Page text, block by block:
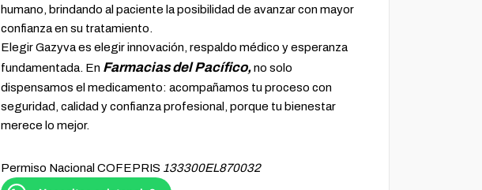
humano, brindando al paciente la posibilidad de avanzar con mayor
confianza en su tratamiento.
Elegir Gazyva es elegir innovación, respaldo médico y esperanza
fundamentada. En Farmacias del Pacífico,no solo
dispensamos el medicamento: acompañamos tu proceso con
seguridad, calidad y confianza profesional, porque tu bienestar
merece lo mejor.
Permiso Nacional COFEPRIS 133300EL870032